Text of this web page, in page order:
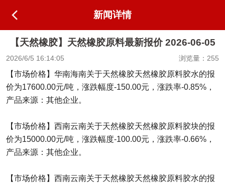
新闻详情
【天然橡胶】天然橡胶原料最新报价 2026-06-05
2026/6/5 16:14:05 浏览量：255
【市场价格】华南海南关于天然橡胶天然橡胶原料胶水的报
价为17600.00元/吨，涨跌幅度-150.00元，涨跌率-0.85%，
产品来源：其他企业。
【市场价格】西南云南关于天然橡胶天然橡胶原料胶块的报
价为15000.00元/吨，涨跌幅度-100.00元，涨跌率-0.66%，
产品来源：其他企业。
【市场价格】西南云南关于天然橡胶天然橡胶原料胶水的报